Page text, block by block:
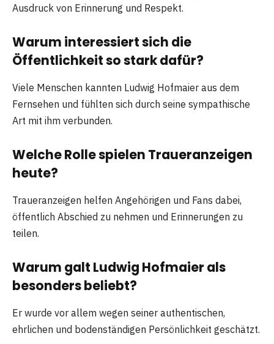
Ausdruck von Erinnerung und Respekt.
Warum interessiert sich die
Öffentlichkeit so stark dafür?
Viele Menschen kannten Ludwig Hofmaier aus dem
Fernsehen und fühlten sich durch seine sympathische
Art mit ihm verbunden.
Welche Rolle spielen Traueranzeigen
heute?
Traueranzeigen helfen Angehörigen und Fans dabei,
öffentlich Abschied zu nehmen und Erinnerungen zu
teilen.
Warum galt Ludwig Hofmaier als
besonders beliebt?
Er wurde vor allem wegen seiner authentischen,
ehrlichen und bodenständigen Persönlichkeit geschätzt.